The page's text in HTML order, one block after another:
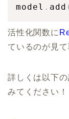
model . add
活性化関数に
ているのが見て
詳しくは以下
みてください！